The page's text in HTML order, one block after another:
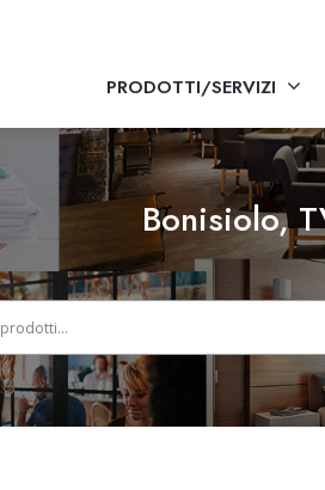
PRODOTTI/SERVIZI
Bonisiolo,